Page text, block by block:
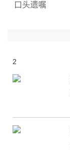
口头遗嘱
2